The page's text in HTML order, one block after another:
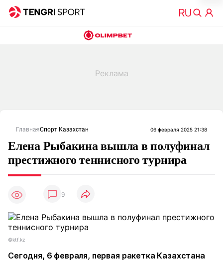
ГлавнаяСпорт Казахстан 06 февраля 2025 21:38
Елена Рыбакина вышла в полуфинал
престижного теннисного турнира
9
©ktf.kz
Сегодня, 6 февраля, первая ракетка Казахстана